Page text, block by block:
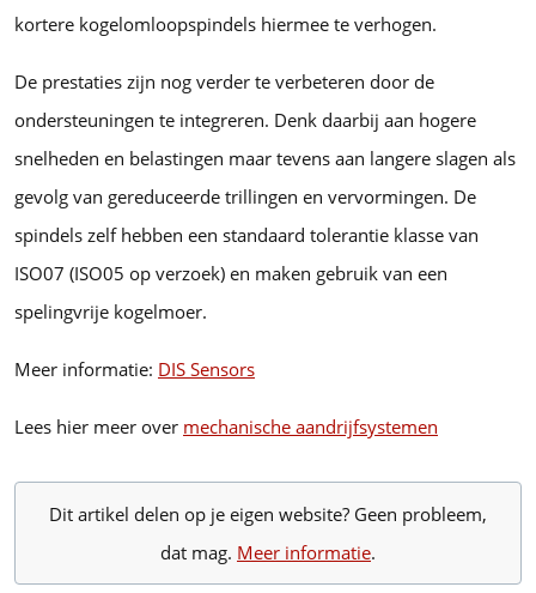
kortere kogelomloopspindels hiermee te verhogen.
De prestaties zijn nog verder te verbeteren door de
ondersteuningen te integreren. Denk daarbij aan hogere
snelheden en belastingen maar tevens aan langere slagen als
gevolg van gereduceerde trillingen en vervormingen. De
spindels zelf hebben een standaard tolerantie klasse van
ISO07 (ISO05 op verzoek) en maken gebruik van een
spelingvrije kogelmoer.
Meer informatie: DIS Sensors
Lees hier meer over mechanische aandrijfsystemen
Dit artikel delen op je eigen website? Geen probleem,
dat mag. Meer informatie.